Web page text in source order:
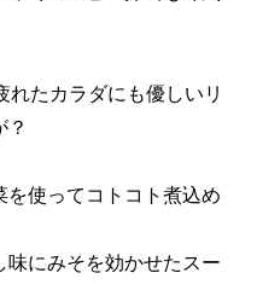
れたカラダにも優しいリ
？
を使ってコトコト煮込め
味にみそを効かせたスー